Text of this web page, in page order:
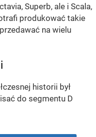
Superb, ale i Scala,
produkować takie
na wielu
historii był
do segmentu D